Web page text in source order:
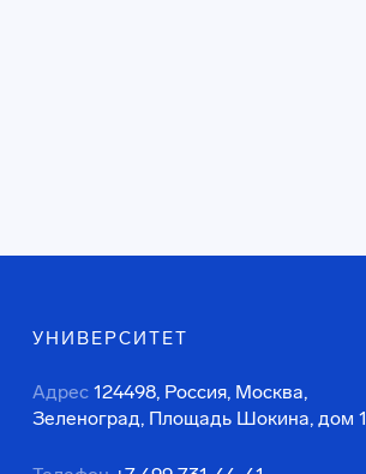
УНИВЕРСИТЕТ
Адрес 124498, Россия, Москва,
Зеленоград, Площадь Шокина, дом 1